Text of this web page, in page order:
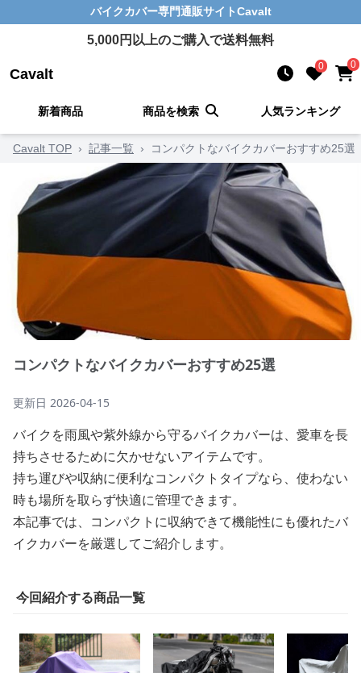
バイクカバー専門通販サイトCavalt
5,000円以上のご購入で送料無料
Cavalt 0 0
新着商品 商品を検索 人気ランキング
Cavalt TOP › 記事一覧 › コンパクトなバイクカバーおすすめ25選
コンパクトなバイクカバーおすすめ25選
更新日 2026-04-15
バイクを雨風や紫外線から守るバイクカバーは、愛車を長
持ちさせるために欠かせないアイテムです。
持ち運びや収納に便利なコンパクトタイプなら、使わない
時も場所を取らず快適に管理できます。
本記事では、コンパクトに収納できて機能性にも優れたバ
イクカバーを厳選してご紹介します。
今回紹介する商品一覧